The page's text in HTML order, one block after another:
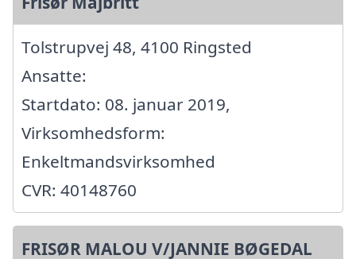
Tolstrupvej 48, 4100 Ringsted
Ansatte:
Startdato: 08. januar 2019,
Virksomhedsform:
Enkeltmandsvirksomhed
CVR: 40148760
FRISØR MALOU V/JANNIE BØGEDAL